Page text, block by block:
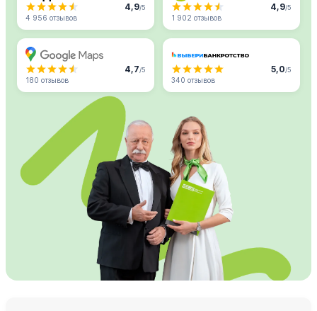
4,9/5
4 956 отзывов
4,9/5
1 902 отзывов
4,7/5
180 отзывов
5,0/5
340 отзывов